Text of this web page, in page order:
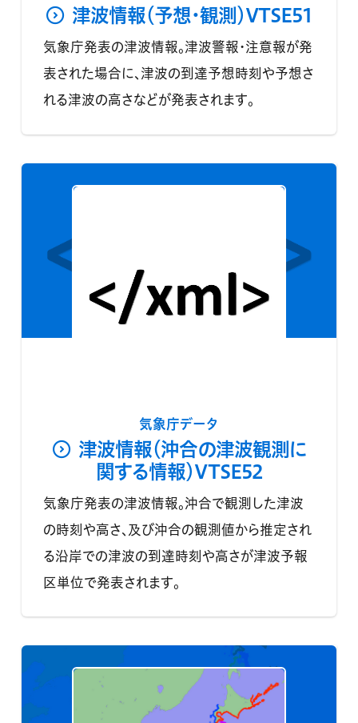
津波情報（予想・観測）VTSE51
気象庁発表の津波情報。津波警報・注意報が発
表された場合に、津波の到達予想時刻や予想さ
れる津波の高さなどが発表されます。
気象庁データ
津波情報（沖合の津波観測に
関する情報）VTSE52
気象庁発表の津波情報。沖合で観測した津波
の時刻や高さ、及び沖合の観測値から推定され
る沿岸での津波の到達時刻や高さが津波予報
区単位で発表されます。